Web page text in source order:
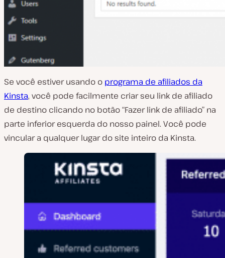
Se você estiver usando o programa de afiliados da
Kinsta, você pode facilmente criar seu link de afiliado
de destino clicando no botão “Fazer link de afiliado” na
parte inferior esquerda do nosso painel. Você pode
vincular a qualquer lugar do site inteiro da Kinsta.